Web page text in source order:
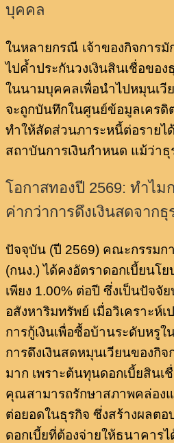
บุคคล
ในหลายกรณี เจ้าของกิจการ
ไปค้ำประกันวงเงินสินเชื่อของ
ในนามบุคคลเพื่อนำไปหมุนเวี
จะถูกบันทึกในศูนย์ข้อมูลเครดิ
ทำให้สัดส่วนภาระหนี้ต่อรายไ
สถาบันการเงินกำหนด แม้ว่าธุ
โอกาสทองปี 2569: ทำไม
ค่ากว่าการดึงเงินสดจากธุ
ปัจจุบัน (ปี 2569) คณะกรรมก
(กนง.) ได้คงอัตราดอกเบี้ยนโ
เพียง 1.00% ต่อปี ซึ่งเป็นปัจจั
อสังหาริมทรัพย์ เมื่อวิเคราะห์
การกู้เงินเพื่อซื้อบ้านระดับหรู
การดึงเงินสดหมุนเวียนของกิ
มาก เพราะต้นทุนดอกเบี้ยสินเ
คุณสามารถรักษาสภาพคล่อง
ต่อยอดในธุรกิจ ซึ่งสร้างผลตอ
ดอกเบี้ยที่ต้องจ่ายให้ธนาคาร